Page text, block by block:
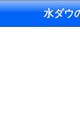
水ダウ